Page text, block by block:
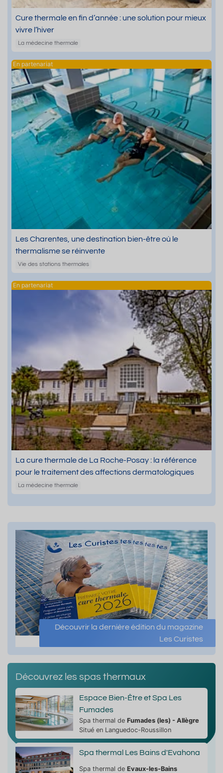
Cure thermale en fin d’année : une solution pour mieux
vivre l’hiver
La médecine thermale
Les Charentes, une destination bien-être où le
thermalisme se réinvente
Vie des stations thermales
La cure thermale de La Roche-Posay : la référence
pour le traitement des affections dermatologiques
La médecine thermale
Découvrir la dernière édition du magazine
Les Curistes
Découvrez les spas thermaux
Espace Bien-Être et Spa Les
Fumades
Spa thermal de Fumades (les) - Allègre
Situé en Languedoc-Roussillon
Spa thermal Les Bains d'Evahona
Spa thermal de Evaux-les-Bains